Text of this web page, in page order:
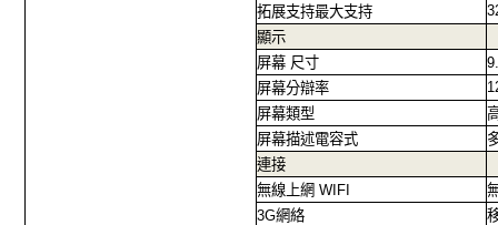
拓展支持最大支持
顯示
屏幕 尺寸
屏幕分辯率
屏幕類型
屏幕描述電容式
連接
無線上網 WIFI
3G網絡